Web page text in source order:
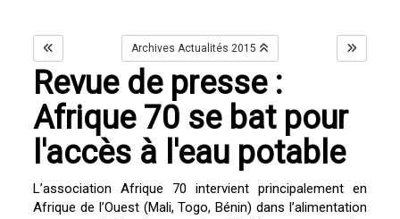
Archives Actualités 2015
Revue de presse :
Afrique 70 se bat pour
l'accès à l'eau potable
L’association Afrique 70 intervient principalement en
Afrique de l’Ouest (Mali, Togo, Bénin) dans l’alimentation